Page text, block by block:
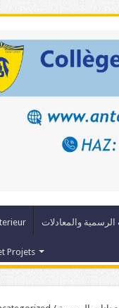
والمعادلات
Projets